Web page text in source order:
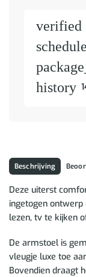
verified
schedule
history
Beschrijving
Deze uiterst
ingetogen
lezen, tv te kijken
De armstoel is
vleugje luxe toe
Bovendien draagt